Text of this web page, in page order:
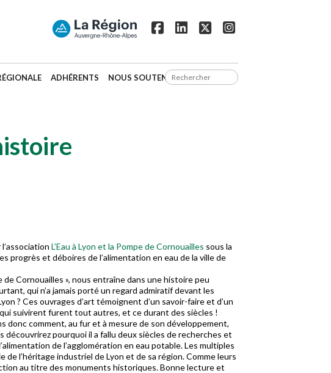
ADHÉRENTS NOUS SOUTENIR
L’Eau à Lyon et la Pompe de Cornouailles sous la
progrès et déboires de l’alimentation en eau de la ville de
de Cornouailles », nous entraîne dans une histoire peu
qui n’a jamais porté un regard admiratif devant les
? Ces ouvrages d’art témoignent d’un savoir-faire et d’un
suivirent furent tout autres, et ce durant des siècles !
comment, au fur et à mesure de son développement,
pourquoi il a fallu deux siècles de recherches et
de l’agglomération en eau potable. Les multiples
l’héritage industriel de Lyon et de sa région. Comme leurs
au titre des monuments historiques. Bonne lecture et